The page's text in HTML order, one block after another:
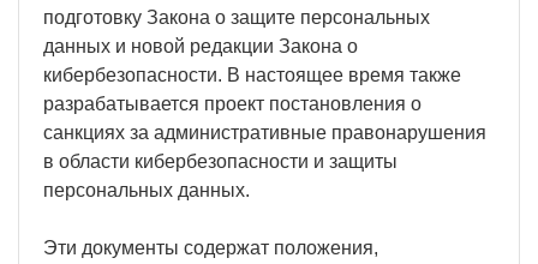
подготовку Закона о защите персональных
данных и новой редакции Закона о
кибербезопасности. В настоящее время также
разрабатывается проект постановления о
санкциях за административные правонарушения
в области кибербезопасности и защиты
персональных данных.
Эти документы содержат положения,